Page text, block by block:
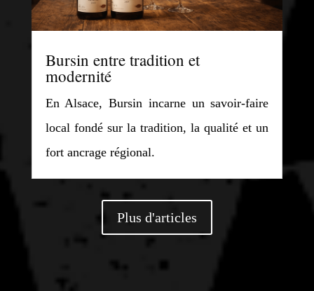
Bursin entre tradition et
modernité
En Alsace, Bursin incarne un savoir-faire
local fondé sur la tradition, la qualité et un
fort ancrage régional.
Plus d'articles